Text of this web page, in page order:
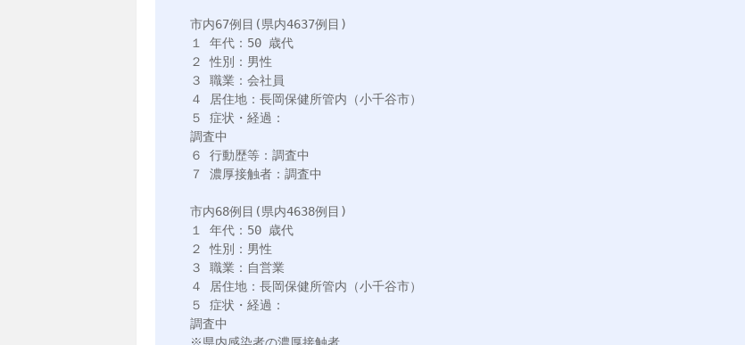
市内67例目(県内4637例目)
１ 年代：50 歳代
２ 性別：男性
３ 職業：会社員
４ 居住地：長岡保健所管内（小千谷市）
５ 症状・経過：
調査中
６ 行動歴等：調査中
７ 濃厚接触者：調査中
市内68例目(県内4638例目)
１ 年代：50 歳代
２ 性別：男性
３ 職業：自営業
４ 居住地：長岡保健所管内（小千谷市）
５ 症状・経過：
調査中
※県内感染者の濃厚接触者